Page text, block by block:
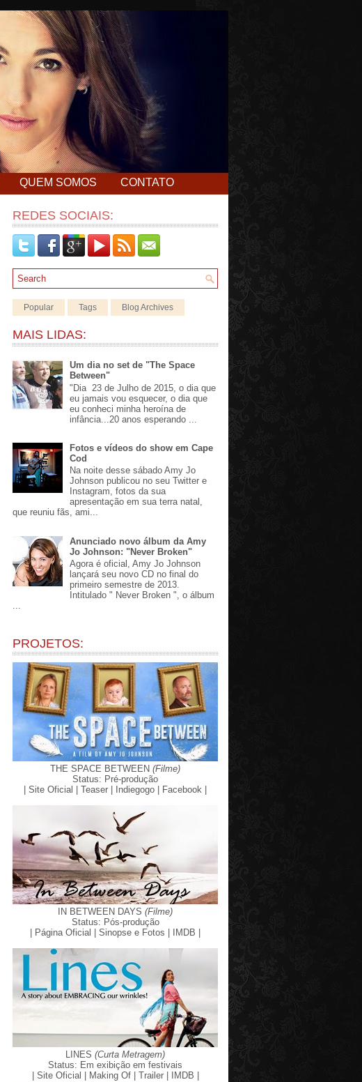
QUEM SOMOS CONTATO
REDES SOCIAIS:
Popular Tags Blog Archives
MAIS LIDAS:
Um dia no set de "The Space
Between"
"Dia 23 de Julho de 2015, o dia que
eu jamais vou esquecer, o dia que
eu conheci minha heroína de
infância...20 anos esperando ...
Fotos e vídeos do show em Cape
Cod
Na noite desse sábado Amy Jo
Johnson publicou no seu Twitter e
Instagram, fotos da sua
apresentação em sua terra natal,
que reuniu fãs, ami...
Anunciado novo álbum da Amy
Jo Johnson: "Never Broken"
Agora é oficial, Amy Jo Johnson
lançará seu novo CD no final do
primeiro semestre de 2013.
Intitulado " Never Broken ", o álbum
...
PROJETOS:
THE SPACE BETWEEN (Filme)
Status: Pré-produção
| Site Oficial |
Teaser | Indiegogo | Facebook |
IN BETWEEN DAYS (Filme)
Status: Pós-produção
| Página Oficial |
Sinopse e Fotos | IMDB |
LINES (Curta Metragem)
Status: Em exibição em festivais
| Site Oficial |
Making Of | Trailer | IMDB |